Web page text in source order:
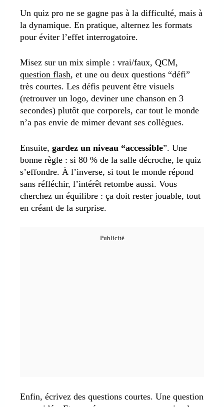
Un quiz pro ne se gagne pas à la difficulté, mais à
la dynamique. En pratique, alternez les formats
pour éviter l’effet interrogatoire.
Misez sur un mix simple : vrai/faux, QCM,
question flash, et une ou deux questions “défi”
très courtes. Les défis peuvent être visuels
(retrouver un logo, deviner une chanson en 3
secondes) plutôt que corporels, car tout le monde
n’a pas envie de mimer devant ses collègues.
Ensuite, gardez un niveau “accessible”. Une
bonne règle : si 80 % de la salle décroche, le quiz
s’effondre. À l’inverse, si tout le monde répond
sans réfléchir, l’intérêt retombe aussi. Vous
cherchez un équilibre : ça doit rester jouable, tout
en créant de la surprise.
Enfin, écrivez des questions courtes. Une question